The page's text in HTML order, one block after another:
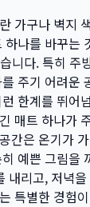
가구나 벽지
하나를 바꾸는
니다. 특히 주
주기 어려운
한계를 뛰어
매트 하나가
간은 온기가
예쁜 그림을
내리고, 저녁
특별한 경험